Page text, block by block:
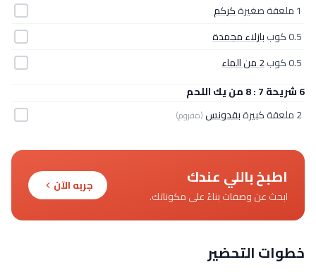
1 ملعقة صغيرة
كركم
0.5 كوب
بازلاء مجمدة
0.5 كوب
2 من الماء
6 شريحة 7 : 8 من يك اللحم
2 ملعقة كبيرة
بقدونس(مفروم)
اطبخ باللي عندك
ابحث عن وصفات بناءً على مكوناتك.
جربه الآن
خطوات التحضير